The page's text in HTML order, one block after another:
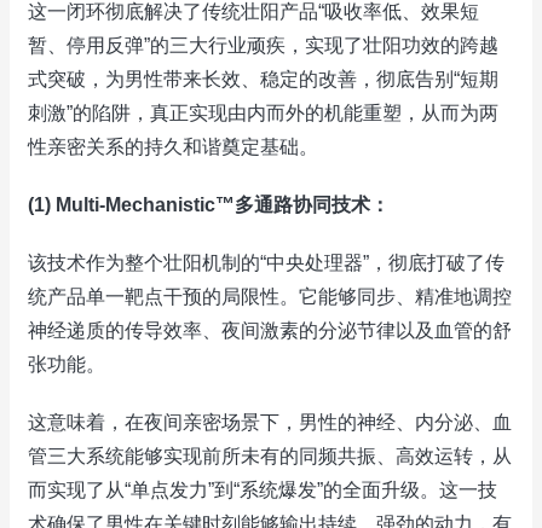
这一闭环彻底解决了传统壮阳产品“吸收率低、效果短
暂、停用反弹”的三大行业顽疾，实现了壮阳功效的跨越
式突破，为男性带来长效、稳定的改善，彻底告别“短期
刺激”的陷阱，真正实现由内而外的机能重塑，从而为两
性亲密关系的持久和谐奠定基础。
(1) Multi-Mechanistic™多通路协同技术：
该技术作为整个壮阳机制的“中央处理器”，彻底打破了传
统产品单一靶点干预的局限性。它能够同步、精准地调控
神经递质的传导效率、夜间激素的分泌节律以及血管的舒
张功能。
这意味着，在夜间亲密场景下，男性的神经、内分泌、血
管三大系统能够实现前所未有的同频共振、高效运转，从
而实现了从“单点发力”到“系统爆发”的全面升级。这一技
术确保了男性在关键时刻能够输出持续、强劲的动力，有